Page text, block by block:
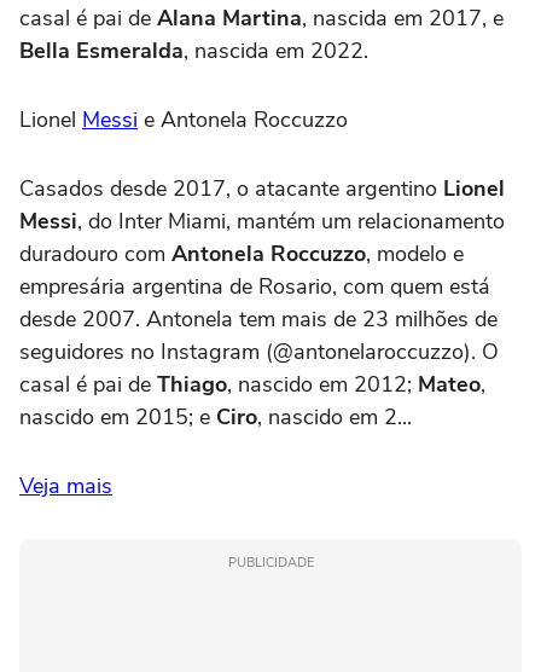
casal é pai de Alana Martina, nascida em 2017, e
Bella Esmeralda, nascida em 2022.
Lionel Messi e Antonela Roccuzzo
Casados desde 2017, o atacante argentino Lionel
Messi, do Inter Miami, mantém um relacionamento
duradouro com Antonela Roccuzzo, modelo e
empresária argentina de Rosario, com quem está
desde 2007. Antonela tem mais de 23 milhões de
seguidores no Instagram (@antonelaroccuzzo). O
casal é pai de Thiago, nascido em 2012; Mateo,
nascido em 2015; e Ciro, nascido em 2...
Veja mais
PUBLICIDADE